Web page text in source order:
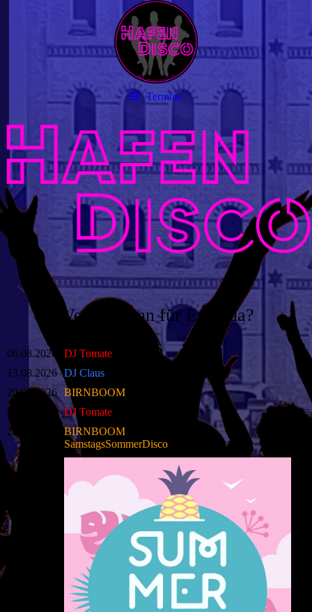
Termine
Wer ist wann für Euch da?
06.08.2026
DJ Tomate
13.08.2026 DJ Claus
20.08.2026 BIRNBOOM
27.08.2026 DJ Tomate
29.08.2026
BIRNBOOM
SamstagsSommerDisco